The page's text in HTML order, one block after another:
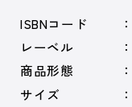
ISBNコード
レーベル
商品形態
サイズ